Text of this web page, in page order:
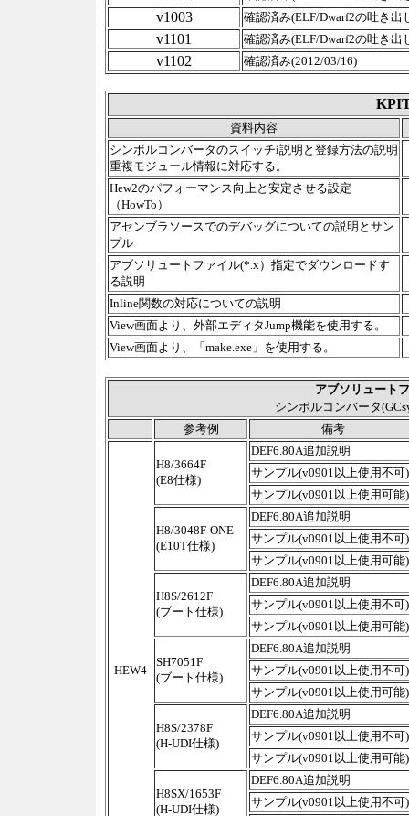
v1003 確認済み(ELF/Dwarf2の吐き
v1101 確認済み(ELF/Dwarf2の吐き
v1102 確認済み(2012/03/16)
資料内容
シンボルコンバータのスイッチi説明と登録方法の説明
重複モジュール情報に対応する。
Hew2のパフォーマンス向上と安定させる設定
（HowTo）
アセンブラソースでのデバッグについての説明とサン
プル
アブソリュートファイル(*.x）指定でダウンロードす
る説明
Inline関数の対応についての説明
View画面より、外部エディタJump機能を使用する。
View画面より、「make.exe」を使用する。
アブソリュート
シンボルコンバータ
参考例
備考
HEW4
H8/3664F
(E8仕様)
DEF6.80A追加説明
サンプル(v0901以上使用不可)
サンプル(v0901以上使用可能)
H8/3048F-ONE
(E10T仕様)
DEF6.80A追加説明
サンプル(v0901以上使用不可)
サンプル(v0901以上使用可能)
H8S/2612F
(ブート仕様)
DEF6.80A追加説明
サンプル(v0901以上使用不可)
サンプル(v0901以上使用可能)
SH7051F
(ブート仕様)
DEF6.80A追加説明
サンプル(v0901以上使用不可)
サンプル(v0901以上使用可能)
H8S/2378F
(H-UDI仕様)
DEF6.80A追加説明
サンプル(v0901以上使用不可)
サンプル(v0901以上使用可能)
H8SX/1653F
(H-UDI仕様)
DEF6.80A追加説明
サンプル(v0901以上使用不可)